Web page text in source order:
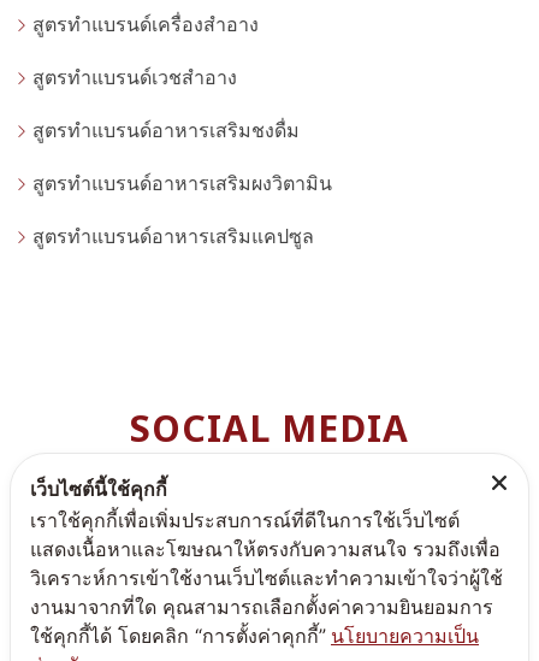
สูตรทำแบรนด์เครื่องสำอาง
สูตรทำแบรนด์เวชสำอาง
สูตรทำแบรนด์อาหารเสริมชงดื่ม
สูตรทำแบรนด์อาหารเสริมผงวิตามิน
สูตรทำแบรนด์อาหารเสริมแคปซูล
SOCIAL MEDIA
สามารถติดตามพรีมา แคร์ ได้ตามช่องทางต่างๆ เพื่อไม่ให้ท่านพ
ลาดโปรโมชั่นดีๆ
เว็บไซต์นี้ใช้คุกกี้
เราใช้คุกกี้เพื่อเพิ่มประสบการณ์ที่ดีในการใช้เว็บไซต์
แสดงเนื้อหาและโฆษณาให้ตรงกับความสนใจ รวมถึงเพื่อ
วิเคราะห์การเข้าใช้งานเว็บไซต์และทำความเข้าใจว่าผู้ใช้
งานมาจากที่ใด คุณสามารถเลือกตั้งค่าความยินยอมการ
ใช้คุกกี้ได้ โดยคลิก “การตั้งค่าคุกกี้” นโยบายความเป็น